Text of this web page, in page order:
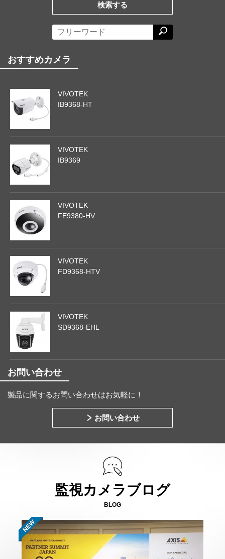
検索する
おすすめカメラ
VIVOTEK
IB9368-HT
VIVOTEK
IB9369
VIVOTEK
FE9380-HV
VIVOTEK
FD9368-HTV
VIVOTEK
SD9368-EHL
お問い合わせ
製品に関するお問い合わせはお気軽に！
お問い合わせ
監視カメラブログ
BLOG